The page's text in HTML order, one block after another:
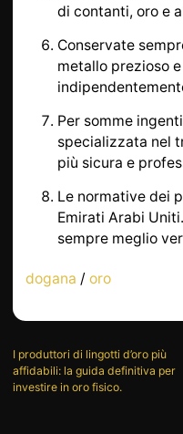
di contanti, oro e
Conservate
metallo prezioso
Per somme
specializzata nel
più sicura e
Le normative dei
Emirati Arabi
sempre meglio
dogana / oro
I produttori di lingotti d’oro più
affidabili: la guida definitiva per
investire in oro fisico.